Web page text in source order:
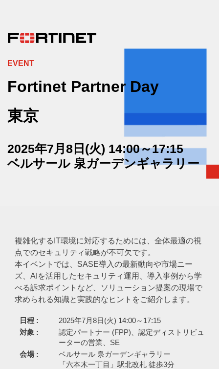
EVENT
Fortinet Partner Day
東京
2025年7月8日(火) 14:00～17:15
ベルサール 泉ガーデンギャラリー
複雑化するIT環境に対応するためには、全体最適の視
点でのセキュリティ戦略が不可欠です。
本イベントでは、SASE導入の最新動向や市場ニー
ズ、AIを活用したセキュリティ運用、導入事例から学
べる訴求ポイントなど、ソリューション提案の現場で
求められる知識と実践的なヒントをご紹介します。
日程 :
2025年7月8日(火) 14:00～17:15
対象 :
認定パートナー (FPP)、認定ディストリビュ
ーターの営業、SE
会場 :
ベルサール 泉ガーデンギャラリー
「六本木一丁目」駅北改札 徒歩3分